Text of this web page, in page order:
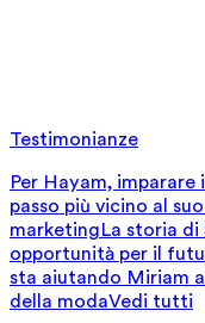
Testimonianze
Per Hayam, imparare
passo più vicino al
marketingLa storia di
opportunità per il
sta aiutando Miriam
della modaVedi tutti